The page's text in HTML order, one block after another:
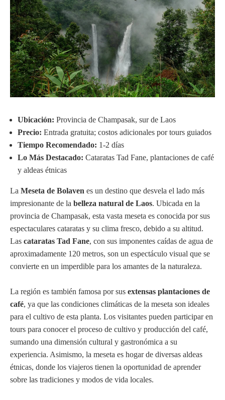
Ubicación: Provincia de Champasak, sur de Laos
Precio: Entrada gratuita; costos adicionales por tours guiados
Tiempo Recomendado: 1-2 días
Lo Más Destacado: Cataratas Tad Fane, plantaciones de café
y aldeas étnicas
La Meseta de Bolaven es un destino que desvela el lado más
impresionante de la belleza natural de Laos. Ubicada en la
provincia de Champasak, esta vasta meseta es conocida por sus
espectaculares cataratas y su clima fresco, debido a su altitud.
Las cataratas Tad Fane, con sus imponentes caídas de agua de
aproximadamente 120 metros, son un espectáculo visual que se
convierte en un imperdible para los amantes de la naturaleza.
La región es también famosa por sus extensas plantaciones de
café, ya que las condiciones climáticas de la meseta son ideales
para el cultivo de esta planta. Los visitantes pueden participar en
tours para conocer el proceso de cultivo y producción del café,
sumando una dimensión cultural y gastronómica a su
experiencia. Asimismo, la meseta es hogar de diversas aldeas
étnicas, donde los viajeros tienen la oportunidad de aprender
sobre las tradiciones y modos de vida locales.